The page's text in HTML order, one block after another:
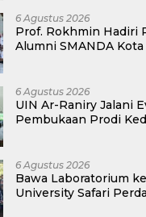
Guru Honorer
6 Agustus 2026
Prof. Rokhmin Hadiri
Alumni SMANDA
6 Agustus 2026
UIN Ar-Raniry Jalani
Pembukaan Prodi
6 Agustus 2026
Bawa Laboratorium
University Safari